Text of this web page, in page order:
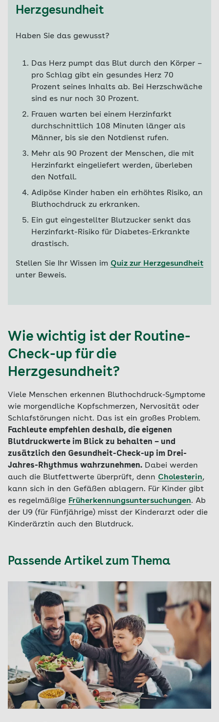
Herzgesundheit
Haben Sie das gewusst?
Das Herz pumpt das Blut durch den Körper –
pro Schlag gibt ein gesundes Herz 70
Prozent seines Inhalts ab. Bei Herzschwäche
sind es nur noch 30 Prozent.
Frauen warten bei einem Herzinfarkt
durchschnittlich 108 Minuten länger als
Männer, bis sie den Notdienst rufen.
Mehr als 90 Prozent der Menschen, die mit
Herzinfarkt eingeliefert werden, überleben
den Notfall.
Adipöse Kinder haben ein erhöhtes Risiko, an
Bluthochdruck zu erkranken.
Ein gut eingestellter Blutzucker senkt das
Herzinfarkt-Risiko für Diabetes-Erkrankte
drastisch.
Stellen Sie Ihr Wissen im Quiz zur Herzgesundheit
unter Beweis.
Wie wichtig ist der Routine-
Check-up für die
Herzgesundheit?
Viele Menschen erkennen Bluthochdruck-Symptome
wie morgendliche Kopfschmerzen, Nervosität oder
Schlafstörungen nicht. Das ist ein großes Problem.
Fachleute empfehlen deshalb, die eigenen
Blutdruckwerte im Blick zu behalten – und
zusätzlich den Gesundheit-Check-up im Drei-
Jahres-Rhythmus wahrzunehmen. Dabei werden
auch die Blutfettwerte überprüft, denn Cholesterin,
kann sich in den Gefäßen ablagern. Für Kinder gibt
es regelmäßige Früherkennungsuntersuchungen. Ab
der U9 (für Fünfjährige) misst der Kinderarzt oder die
Kinderärztin auch den Blutdruck.
Passende Artikel zum Thema